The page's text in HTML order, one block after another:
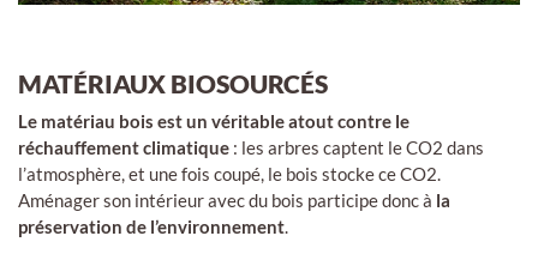
MATÉRIAUX BIOSOURCÉS
Le matériau bois est un véritable atout contre le
réchauffement climatique : les arbres captent le CO2 dans
l’atmosphère, et une fois coupé, le bois stocke ce CO2.
Aménager son intérieur avec du bois participe donc à la
préservation de l’environnement.